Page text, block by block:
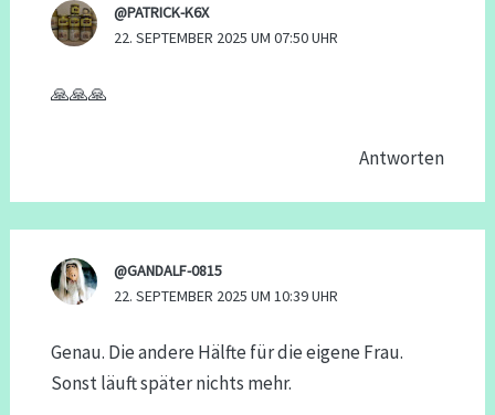
@PATRICK-K6X
22. SEPTEMBER 2025 UM 07:50 UHR
🙏🙏🙏
Antworten
@GANDALF-0815
22. SEPTEMBER 2025 UM 10:39 UHR
Genau. Die andere Hälfte für die eigene Frau.
Sonst läuft später nichts mehr.